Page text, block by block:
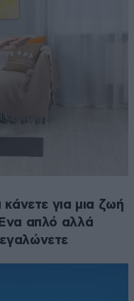
για μια ζωή
απλό αλλά